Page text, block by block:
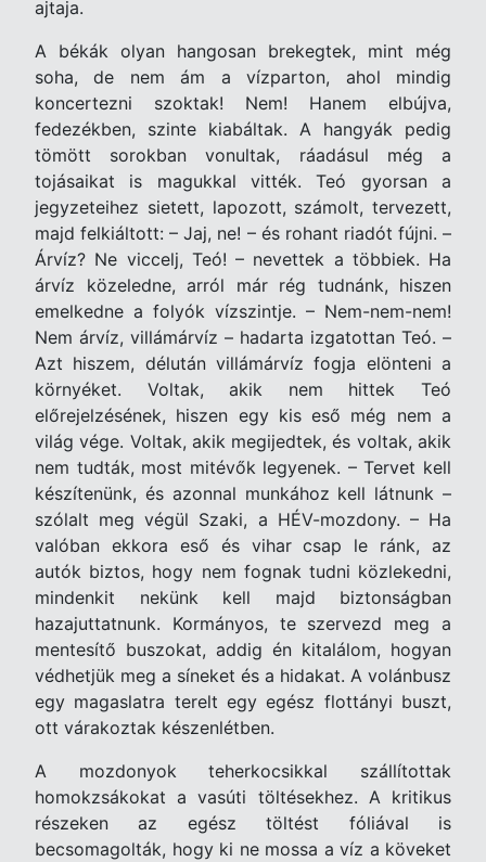
ajtaja.
A békák olyan hangosan brekegtek, mint még
soha, de nem ám a vízparton, ahol mindig
koncertezni szoktak! Nem! Hanem elbújva,
fedezékben, szinte kiabáltak. A hangyák pedig
tömött sorokban vonultak, ráadásul még a
tojásaikat is magukkal vitték. Teó gyorsan a
jegyzeteihez sietett, lapozott, számolt, tervezett,
majd felkiáltott: – Jaj, ne! – és rohant riadót fújni. –
Árvíz? Ne viccelj, Teó! – nevettek a többiek. Ha
árvíz közeledne, arról már rég tudnánk, hiszen
emelkedne a folyók vízszintje. – Nem-nem-nem!
Nem árvíz, villámárvíz – hadarta izgatottan Teó. –
Azt hiszem, délután villámárvíz fogja elönteni a
környéket. Voltak, akik nem hittek Teó
előrejelzésének, hiszen egy kis eső még nem a
világ vége. Voltak, akik megijedtek, és voltak, akik
nem tudták, most mitévők legyenek. – Tervet kell
készítenünk, és azonnal munkához kell látnunk –
szólalt meg végül Szaki, a HÉV-mozdony. – Ha
valóban ekkora eső és vihar csap le ránk, az
autók biztos, hogy nem fognak tudni közlekedni,
mindenkit nekünk kell majd biztonságban
hazajuttatnunk. Kormányos, te szervezd meg a
mentesítő buszokat, addig én kitalálom, hogyan
védhetjük meg a síneket és a hidakat. A volánbusz
egy magaslatra terelt egy egész flottányi buszt,
ott várakoztak készenlétben.
A mozdonyok teherkocsikkal szállítottak
homokzsákokat a vasúti töltésekhez. A kritikus
részeken az egész töltést fóliával is
becsomagolták, hogy ki ne mossa a víz a köveket